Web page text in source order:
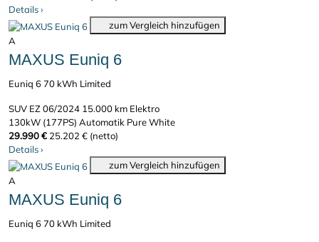
Details›
zum Vergleich hinzufügen
A
MAXUS Euniq 6
Euniq 6 70 kWh Limited
SUV EZ 06/2024 15.000 km Elektro
130kW (177PS) Automatik Pure White
29.990 € 25.202 € (netto)
Details›
zum Vergleich hinzufügen
A
MAXUS Euniq 6
Euniq 6 70 kWh Limited